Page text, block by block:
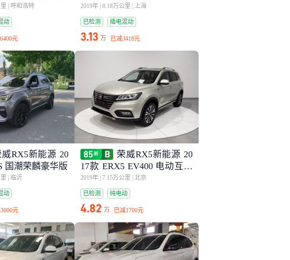
呼和浩特
动
6400元
荣旗舰版
2019年 8.18万公里 上海
已检测 插电混动
3.13 万 已减3418元
RX5新能源 20
国潮荣麟豪华版
临沂
动
3000元
荣威RX5新能源 20
17款 ERX5 EV400 电动互联
网至尊版
2019年 7.15万公里 北京
已检测 纯电动
4.82 万 已减1700元